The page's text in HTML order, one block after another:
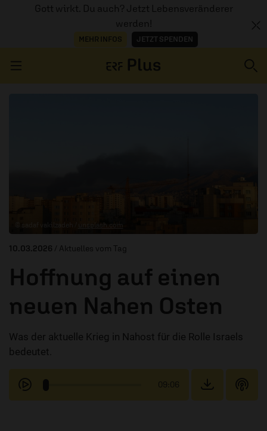
Gott wirkt. Du auch? Jetzt Lebensveränderer
werden!
MEHR INFOS JETZT SPENDEN
unsplash.com
10.03.2026 / Aktuelles vom Tag
Hoffnung auf einen
neuen Nahen Osten
Was der aktuelle Krieg in Nahost für die Rolle Israels
bedeutet.
09:06